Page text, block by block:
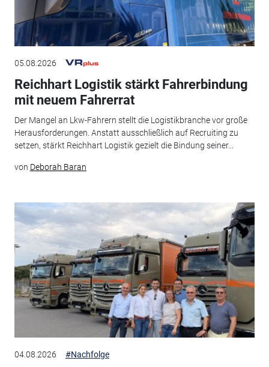
05.08.2026
Reichhart Logistik stärkt Fahrerbindung
mit neuem Fahrerrat
Der Mangel an Lkw-Fahrern stellt die Logistikbranche vor große
Herausforderungen. Anstatt ausschließlich auf Recruiting zu
setzen, stärkt Reichhart Logistik gezielt die Bindung seiner...
von Deborah Baran
04.08.2026 #Nachfolge